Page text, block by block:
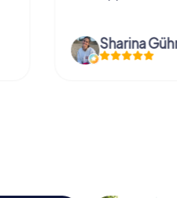
Sharina Gühr 01.08.